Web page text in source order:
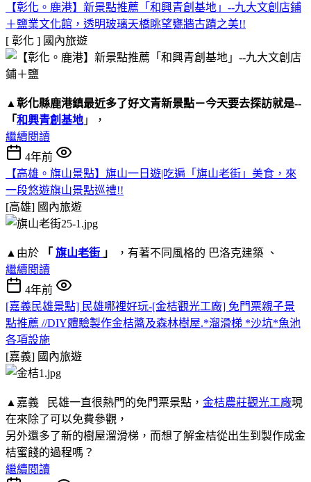
【彰化。鹿港】新景點推薦「和興青創基地」--九大文創店鋪
＋鹽業文化館，透明玻璃天橋眺望甕牆古蹟之美!!
[ 彰化 ] 國內旅遊
▲ 彰化縣鹿港鎮最近多了好文青新景點－今天要去探訪就是--
「和興青創基地 」，
繼續閱讀
4年前
【高雄。旗山景點】旗山一日遊|吃遍「旗山老街」美食，來
一段悠遊旗山景點巡禮!!
[高雄] 國內旅遊
▲由於 「 旗山老街 」
，有著不同風格的 巴洛克建築 、
繼續閱讀
4年前
[嘉義民雄景點] 民雄哪裡好玩-[金桔觀光工廠] 免門票親子景
點推薦 //DIY體驗製作金桔醬及森林樹屋.*溜滑梯 *沙坑*魚池
各項設施
[嘉義] 國內旅遊
▲嘉義 民雄一直很熱門的免門票景點， 金桔農莊觀光工廠現
在來除了可以免費參觀，
另外還多了新的樹屋溜滑梯，而想了解金桔從出生到製作成金
桔蜜餞的過程嗎？
繼續閱讀